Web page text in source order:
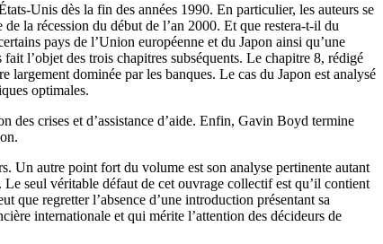
Unis dès la fin des années 1990. En particulier, les auteurs se
la récession du début de l’an 2000. Et que restera-t-il du
pays de l’Union européenne et du Japon ainsi qu’une
l’objet des trois chapitres subséquents. Le chapitre 8, rédigé
largement dominée par les banques. Le cas du Japon est analysé
optimales.
des crises et d’assistance d’aide. Enfin, Gavin Boyd termine
Un autre point fort du volume est son analyse pertinente autant
seul véritable défaut de cet ouvrage collectif est qu’il contient
que regretter l’absence d’une introduction présentant sa
internationale et qui mérite l’attention des décideurs de